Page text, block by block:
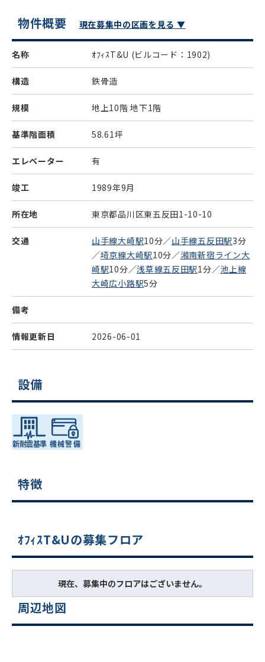
物件概要 現在募集中の区画を見る ▼
名称 ｵﾌｨｽT&U (ビルコード：1902)
構造 鉄骨造
規模 地上10階 地下1階
基準階面積 58.61坪
エレベーター 有
竣工 1989年9月
所在地 東京都品川区東五反田1-10-10
交通 山手線大崎駅10分／山手線五反田駅3分
／埼京線大崎駅10分／湘南新宿ライン大
崎駅10分／浅草線五反田駅1分／池上線
大崎広小路駅5分
備考
情報更新日 2026-06-01
設備
特徴
ｵﾌｨｽT&Uの募集フロア
現在、募集中のフロアはございません。
周辺地図